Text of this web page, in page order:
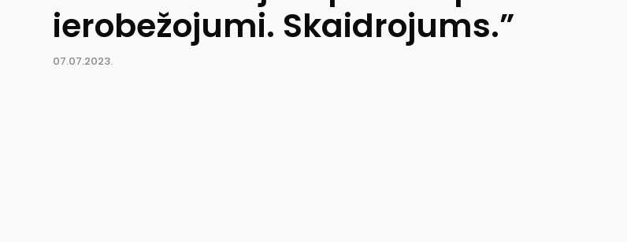
ierobežojumi. Skaidrojums.”
07.07.2023.